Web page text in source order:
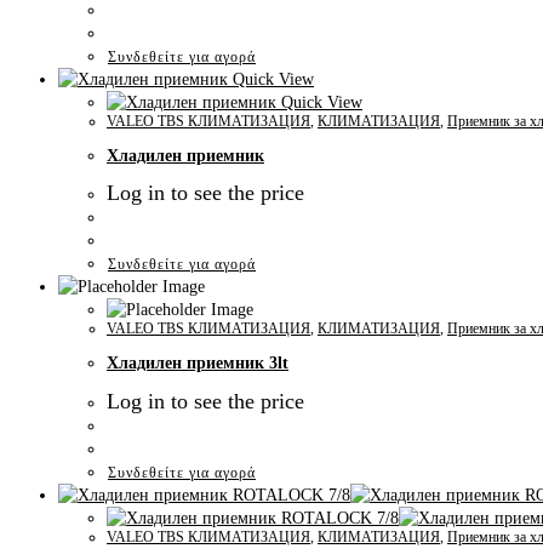
Συνδεθείτε για αγορά
Quick View
Quick View
VALEO TBS КЛИМАТИЗАЦИЯ, КЛИМАТИЗАЦИЯ, Приемник за
Хладилен приемник
Log in to see the price
Συνδεθείτε για αγορά
VALEO TBS КЛИМАТИЗАЦИЯ, КЛИМАТИЗАЦИЯ, Приемник за
Хладилен приемник 3lt
Log in to see the price
Συνδεθείτε για αγορά
VALEO TBS КЛИМАТИЗАЦИЯ КЛИМАТИЗАЦИЯ Приемник за